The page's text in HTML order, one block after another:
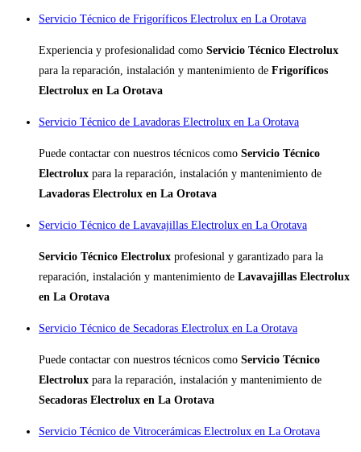
Servicio Técnico de Frigoríficos Electrolux en La Orotava
Experiencia y profesionalidad como Servicio Técnico Electrolux
para la reparación, instalación y mantenimiento de Frigoríficos
Electrolux en La Orotava
Servicio Técnico de Lavadoras Electrolux en La Orotava
Puede contactar con nuestros técnicos como Servicio Técnico
Electrolux para la reparación, instalación y mantenimiento de
Lavadoras Electrolux en La Orotava
Servicio Técnico de Lavavajillas Electrolux en La Orotava
Servicio Técnico Electrolux profesional y garantizado para la
reparación, instalación y mantenimiento de Lavavajillas Electrolux
en La Orotava
Servicio Técnico de Secadoras Electrolux en La Orotava
Puede contactar con nuestros técnicos como Servicio Técnico
Electrolux para la reparación, instalación y mantenimiento de
Secadoras Electrolux en La Orotava
Servicio Técnico de Vitrocerámicas Electrolux en La Orotava